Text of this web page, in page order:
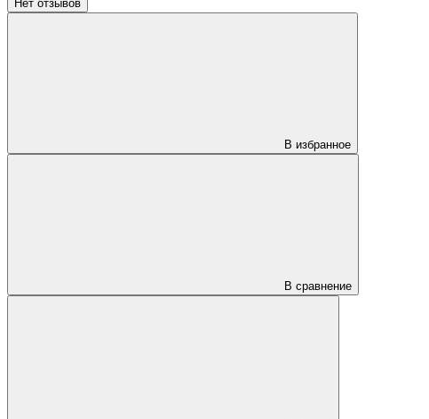
Нет отзывов
В избранное
В сравнение